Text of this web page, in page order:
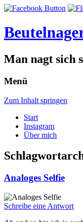
Man nagt sich
Menü
Zum Inhalt springen
Start
Instagram
Über mich
Analoges Selfie
Schreibe eine Antwort